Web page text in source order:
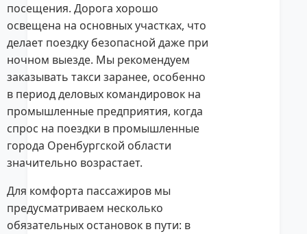
посещения. Дорога хорошо
освещена на основных участках, что
делает поездку безопасной даже при
ночном выезде. Мы рекомендуем
заказывать такси заранее, особенно
в период деловых командировок на
промышленные предприятия, когда
спрос на поездки в промышленные
города Оренбургской области
значительно возрастает.
Для комфорта пассажиров мы
предусматриваем несколько
обязательных остановок в пути: в